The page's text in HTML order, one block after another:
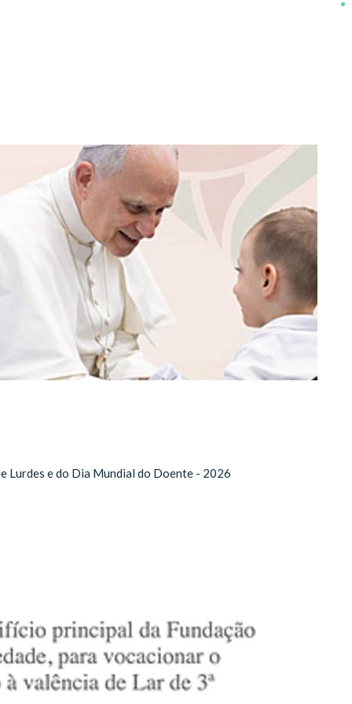
Lurdes e do Dia Mundial do Doente - 2026